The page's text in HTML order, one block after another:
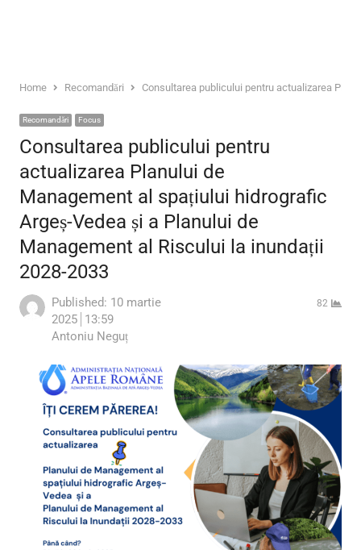
Home Recomandări Consultarea publicului pentru actualizarea
Recomandări Focus
Consultarea publicului pentru
actualizarea Planului de
Management al spațiului hidrografic
Argeș-Vedea și a Planului de
Management al Riscului la inundații
2028-2033
Published: 10 martie
2025 13:59
Author
Antoniu Neguț
82